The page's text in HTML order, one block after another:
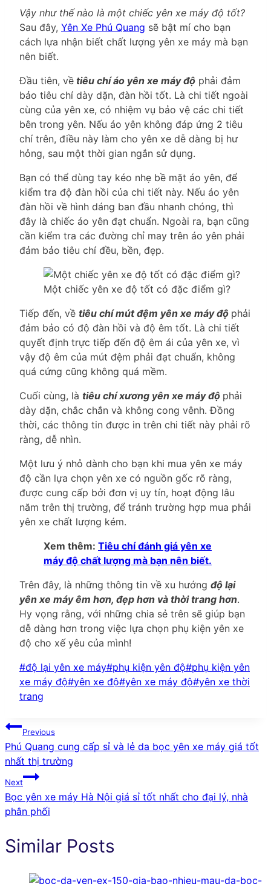
Vậy như thế nào là một chiếc yên xe máy độ tốt?
Sau đây, Yên Xe Phú Quang sẽ bật mí cho bạn
cách lựa nhận biết chất lượng yên xe máy mà bạn
nên biết.
Đầu tiên, về tiêu chí áo yên xe máy độ phải đảm
bảo tiêu chí dày dặn, đàn hồi tốt. Là chi tiết ngoài
cùng của yên xe, có nhiệm vụ bảo vệ các chi tiết
bên trong yên. Nếu áo yên không đáp ứng 2 tiêu
chí trên, điều này làm cho yên xe dễ dàng bị hư
hỏng, sau một thời gian ngắn sử dụng.
Bạn có thể dùng tay kéo nhẹ bề mặt áo yên, để
kiểm tra độ đàn hồi của chi tiết này. Nếu áo yên
đàn hồi về hình dáng ban đầu nhanh chóng, thì
đây là chiếc áo yên đạt chuẩn. Ngoài ra, bạn cũng
cần kiểm tra các đường chỉ may trên áo yên phải
đảm bảo tiêu chí đều, bền, đẹp.
Một chiếc yên xe độ tốt có đặc điểm gì?
Tiếp đến, về tiêu chí mút đệm yên xe máy độ phải
đảm bảo có độ đàn hồi và độ êm tốt. Là chi tiết
quyết định trực tiếp đến độ êm ái của yên xe, vì
vậy độ êm của mút đệm phải đạt chuẩn, không
quá cứng cũng không quá mềm.
Cuối cùng, là tiêu chí xương yên xe máy độ phải
dày dặn, chắc chắn và không cong vênh. Đồng
thời, các thông tin được in trên chi tiết này phải rõ
ràng, dễ nhìn.
Một lưu ý nhỏ dành cho bạn khi mua yên xe máy
độ cần lựa chọn yên xe có nguồn gốc rõ ràng,
được cung cấp bởi đơn vị uy tín, hoạt động lâu
năm trên thị trường, để tránh trường hợp mua phải
yên xe chất lượng kém.
Xem thêm: Tiêu chí đánh giá yên xe
máy độ chất lượng mà bạn nên biết.
Trên đây, là những thông tin về xu hướng độ lại
yên xe máy êm hơn, đẹp hơn và thời trang hơn.
Hy vọng rằng, với những chia sẻ trên sẽ giúp bạn
dễ dàng hơn trong việc lựa chọn phụ kiện yên xe
độ cho xế yêu của mình!
Post
Tags:
#độ lại yên xe máy#phụ kiện yên độ#phụ kiện yên
xe máy độ#yên xe độ#yên xe máy độ#yên xe thời
trang
Điều
hướng
bài
viết
Previous
Phú Quang cung cấp sỉ và lẻ da bọc yên xe máy giá tốt
nhất thị trường
Next
Bọc yên xe máy Hà Nội giá sỉ tốt nhất cho đại lý, nhà
phân phối
Similar Posts